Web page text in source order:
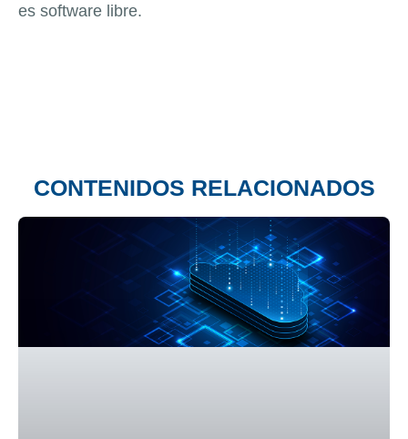
es software libre.
CONTENIDOS RELACIONADOS